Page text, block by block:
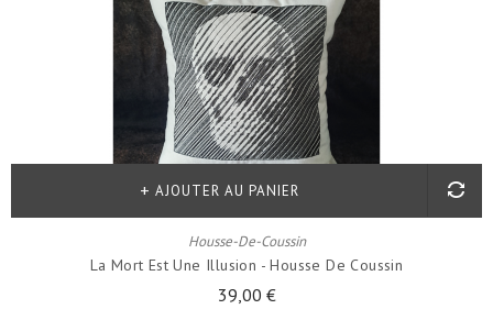
Housse-De-Coussin
La Mort Est Une Illusion - Housse De Coussin
39,00 €
AJOUTER AU PANIER